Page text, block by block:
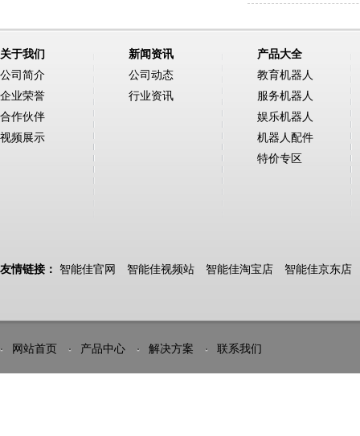
关于我们
公司简介
企业荣誉
合作伙伴
视频展示
新闻资讯
公司动态
行业资讯
产品大全
教育机器人
服务机器人
娱乐机器人
机器人配件
特价专区
友情链接： 智能佳官网 智能佳视频站 智能佳淘宝店 智能佳京东店
网站首页 产品中心 解决方案 联系我们